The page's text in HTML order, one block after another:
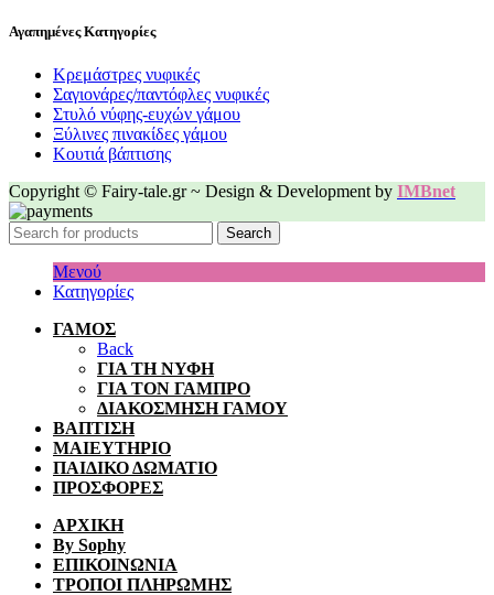
Αγαπημένες Κατηγορίες
Κρεμάστρες νυφικές
Σαγιονάρες/παντόφλες νυφικές
Στυλό νύφης-ευχών γάμου
Ξύλινες πινακίδες γάμου
Κουτιά βάπτισης
Copyright © Fairy-tale.gr ~ Design & Development by IMBnet
Search
Μενού
Κατηγορίες
ΓΑΜΟΣ
Back
ΓΙΑ ΤΗ ΝΥΦΗ
ΓΙΑ ΤΟΝ ΓΑΜΠΡΟ
ΔΙΑΚΟΣΜΗΣΗ ΓΑΜΟΥ
ΒΑΠΤΙΣΗ
ΜΑΙΕΥΤΗΡΙΟ
ΠΑΙΔΙΚΟ ΔΩΜΑΤΙΟ
ΠΡΟΣΦΟΡΕΣ
ΑΡΧΙΚΗ
By Sophy
ΕΠΙΚΟΙΝΩΝΙΑ
ΤΡΟΠΟΙ ΠΛΗΡΩΜΗΣ